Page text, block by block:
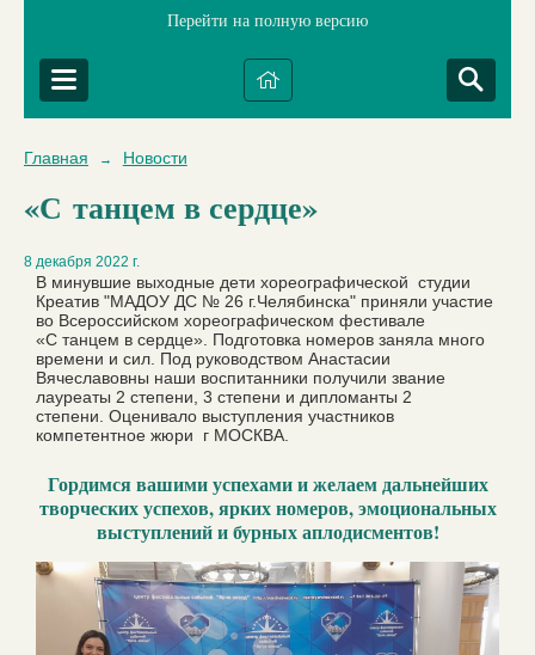
Перейти на полную версию
Главная → Новости
«С танцем в сердце»
8 декабря 2022 г.
В минувшие выходные дети хореографической студии
Креатив "МАДОУ ДС № 26 г.Челябинска" приняли участие
во Всероссийском хореографическом фестивале
«С танцем в сердце». Подготовка номеров заняла много
времени и сил. Под руководством Анастасии
Вячеславовны наши воспитанники получили звание
лауреаты 2 степени, 3 степени и дипломанты 2
степени. Оценивало выступления участников
компетентное жюри г МОСКВА.
Гордимся вашими успехами и желаем дальнейших
творческих успехов, ярких номеров, эмоциональных
выступлений и бурных аплодисментов!